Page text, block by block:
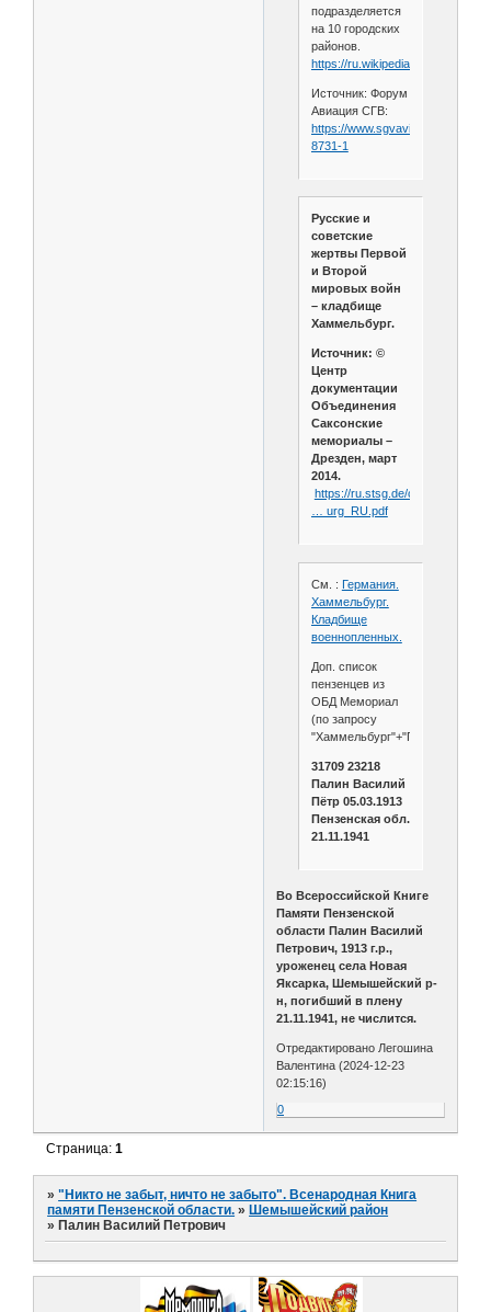
подразделяется
на 10 городских
районов.
https://ru.wikipedia.org/wiki....0г.
Источник: Форум
Авиация СГВ:
https://www.sgvavia.ru/forum/
8731-1
Русские и
советские
жертвы Первой
и Второй
мировых войн
– кладбище
Хаммельбург.
Источник: ©
Центр
документации
Объединения
Саксонские
мемориалы –
Дрезден, март
2014.
https://ru.stsg.de/cms/sites/
… urg_RU.pdf
См. : Германия.
Хаммельбург.
Кладбище
военнопленных.
Доп. список
пензенцев из
ОБД Мемориал
(по запросу
"Хаммельбург"+"Пенз*")
31709 23218
Палин Василий
Пётр 05.03.1913
Пензенская обл.
21.11.1941
Во Всероссийской Книге
Памяти Пензенской
области Палин Василий
Петрович, 1913 г.р.,
уроженец села Новая
Яксарка, Шемышейский р-
н, погибший в плену
21.11.1941, не числится.
Отредактировано Легошина
Валентина (2024-12-23
02:15:16)
0
Страница:1
»"Никто не забыт, ничто не забыто". Всенародная Книга
памяти Пензенской области. »Шемышейский район
»Палин Василий Петрович